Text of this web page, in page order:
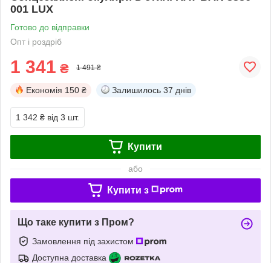
001 LUX
Готово до відправки
Опт і роздріб
1 341 ₴ 1 491 ₴
Економія 150 ₴ Залишилось 37 днів
1 342 ₴ від 3 шт.
Купити
або
Купити з
Що таке купити з Пром?
Замовлення під захистом
Доступна доставка